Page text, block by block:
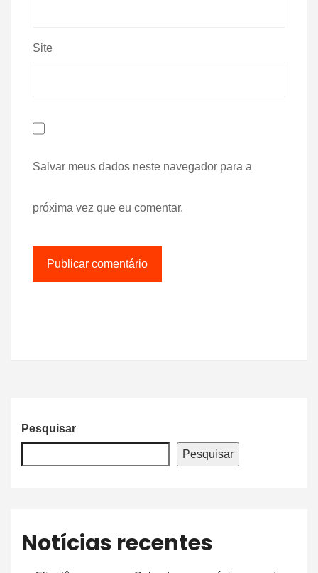
Site
Salvar meus dados neste navegador para a
próxima vez que eu comentar.
Pesquisar
Pesquisar
Notícias recentes